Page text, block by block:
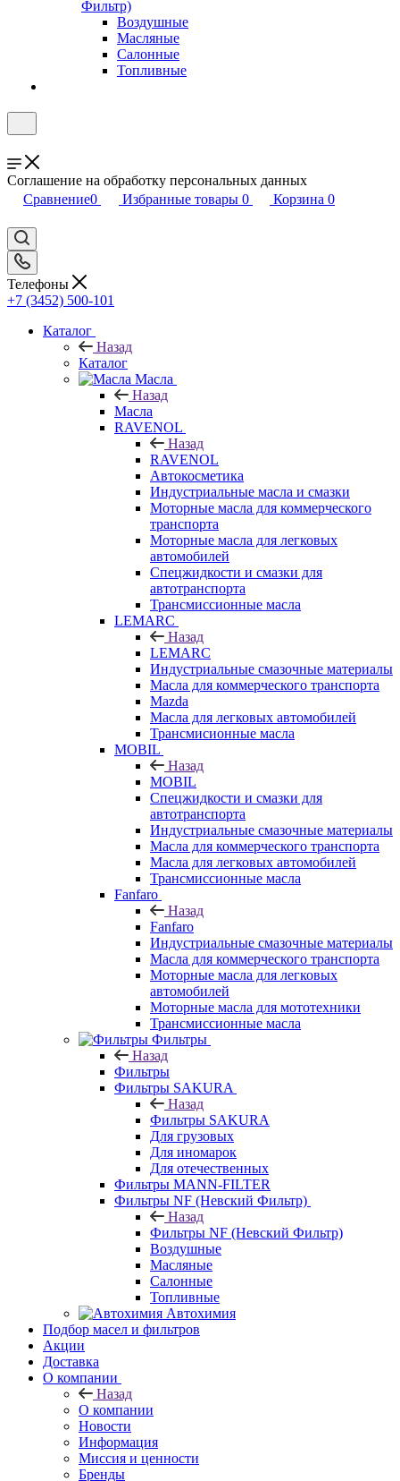
Фильтр)
Воздушные
Масляные
Салонные
Топливные
Соглашение на обработку персональных данных
Сравнение0 Избранные товары 0 Корзина 0
Телефоны
+7 (3452) 500-101
Каталог
Назад
Каталог
Масла
Назад
Масла
RAVENOL
Назад
RAVENOL
Автокосметика
Индустриальные масла и смазки
Моторные масла для коммерческого
транспорта
Моторные масла для легковых
автомобилей
Спецжидкости и смазки для
автотранспорта
Трансмиссионные масла
LEMARC
Назад
LEMARC
Индустриальные смазочные материалы
Масла для коммерческого транспорта
Mazda
Масла для легковых автомобилей
Трансмисионные масла
MOBIL
Назад
MOBIL
Cпецжидкости и смазки для
автотранспорта
Индустриальные смазочные материалы
Масла для коммерческого транспорта
Масла для легковых автомобилей
Трансмиссионные масла
Fanfaro
Назад
Fanfaro
Индустриальные смазочные материалы
Масла для коммерческого транспорта
Моторные масла для легковых
автомобилей
Моторные масла для мототехники
Трансмиссионные масла
Фильтры
Назад
Фильтры
Фильтры SAKURA
Назад
Фильтры SAKURA
Для грузовых
Для иномарок
Для отечественных
Фильтры MANN-FILTER
Фильтры NF (Невский Фильтр)
Назад
Фильтры NF (Невский Фильтр)
Воздушные
Масляные
Салонные
Топливные
Автохимия
Подбор масел и фильтров
Акции
Доставка
О компании
Назад
О компании
Новости
Информация
Миссия и ценности
Бренды